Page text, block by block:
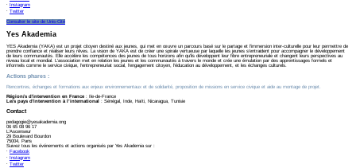
⸱
Instagram
⸱ Twitter
Consulter le site de Unis-Cité
Yes Akademia
YES Akademia (YAKA) est un projet citoyen destiné aux jeunes, qui met en œuvre un parcours basé sur le partage et l'immersion inter-culturelle pour leur permettre de
prendre confiance et réaliser leurs rêves. La vision de YAKA est de créer une spirale vertueuse par laquelle les jeunes s'entraident pour accompagner le développement
de leurs communautés. Elle accélère les compétences des jeunes de tous horizons afin qu'ils développent leur fibre entrepreneuriale et changent leurs perspectives au
niveau local et mondial. L’association met en relation les jeunes et les communautés à travers le monde et crée une émulation par des apprentissages formels et
informels comme le service civique, l'entrepreneuriat social, l'engagement citoyen, l'éducation au développement, et les échanges culturels.
Actions phares :
Rencontres, échanges et formations aux enjeux environnementaux et de solidarité, proposition de missions en service civique et aide au montage de projet.
Région/s d'intervention en France : Ile-de-France
Le/s pays d'intervention à l’international : Sénégal, Inde, Haïti, Nicaragua, Tunisie
Contact
pedagogie@yesakademia.ong
06 65 08 96 17
L’Ascenseur
29 Boulevard Bourdon
75004, Paris
Suivez tous les événements et actions organisés par Yes Akademia sur :
⸱
Facebook
⸱
Instagram
⸱ Twitter